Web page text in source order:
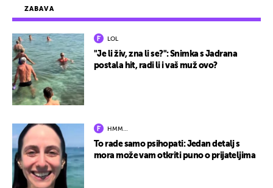
ZABAVA
LOL
"Je li živ, zna li se?": Snimka s Jadrana
postala hit, radi li i vaš muž ovo?
HMM…
To rade samo psihopati: Jedan detalj s
mora može vam otkriti puno o prijateljima